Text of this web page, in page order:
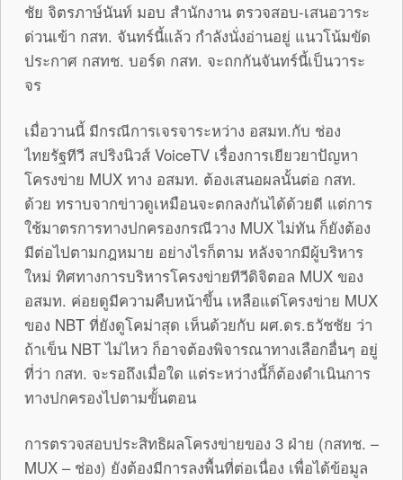
ชัย จิตรภาษ์นันท์ มอบ สำนักงาน ตรวจสอบ-เสนอวาระ
ด่วนเข้า กสท. จันทร์นี้แล้ว กำลังนั่งอ่านอยู่ แนวโน้มขัด
ประกาศ กสทช. บอร์ด กสท. จะถกกันจันทร์นี้เป็นวาระ
จร
เมื่อวานนี้ มีกรณีการเจรจาระหว่าง อสมท.กับ ช่อง
ไทยรัฐทีวี สปริงนิวส์ VoiceTV เรื่องการเยียวยาปัญหา
โครงข่าย MUX ทาง อสมท. ต้องเสนอผลนั้นต่อ กสท.
ด้วย ทราบจากข่าวดูเหมือนจะตกลงกันได้ด้วยดี แต่การ
ใช้มาตรการทางปกครองกรณีวาง MUX ไม่ทัน ก็ยังต้อง
มีต่อไปตามกฎหมาย อย่างไรก็ตาม หลังจากมีผู้บริหาร
ใหม่ ทิศทางการบริหารโครงข่ายทีวีดิจิตอล MUX ของ
อสมท. ค่อยดูมีความคืบหน้าขึ้น เหลือแต่โครงข่าย MUX
ของ NBT ที่ยังดูโคม่าสุด เห็นด้วยกับ ผศ.ดร.ธวัชชัย ว่า
ถ้าเข็น NBT ไม่ไหว ก็อาจต้องพิจารณาทางเลือกอื่นๆ อยู่
ที่ว่า กสท. จะรอถึงเมื่อใด แต่ระหว่างนี้ก็ต้องดำเนินการ
ทางปกครองไปตามขั้นตอน
การตรวจสอบประสิทธิผลโครงข่ายของ 3 ฝ่าย (กสทช. –
MUX – ช่อง) ยังต้องมีการลงพื้นที่ต่อเนื่อง เพื่อได้ข้อมูล